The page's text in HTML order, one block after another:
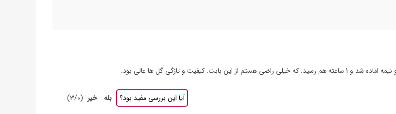
آیا این بررسی مفید بود؟ بله خیر (
3/0
)